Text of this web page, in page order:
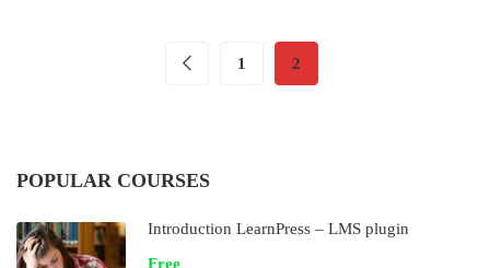
1 2
POPULAR COURSES
Introduction LearnPress – LMS plugin
Free